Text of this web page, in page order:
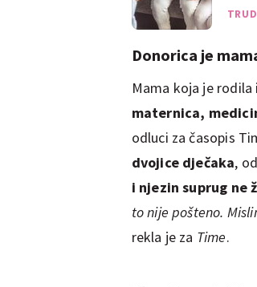
Donorica je
Mama koja je
maternica,
odluci za časopis
dvojice dječaka,
i njezin suprug ne
to nije pošteno.
rekla je za Time.